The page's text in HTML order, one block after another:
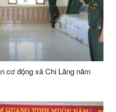
cơ động xã Chi Lăng năm